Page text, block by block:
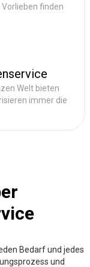
finden
Welt bieten
immer die
Bedarf und jedes
und